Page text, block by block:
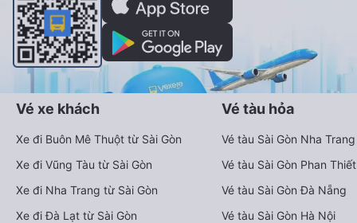
Vé xe khách
Xe đi Buôn Mê Thuột từ Sài Gòn
Xe đi Vũng Tàu từ Sài Gòn
Xe đi Nha Trang từ Sài Gòn
Xe đi Đà Lạt từ Sài Gòn
Vé tàu hỏa
Vé tàu Sài Gòn Nha Trang
Vé tàu Sài Gòn Phan Thiết
Vé tàu Sài Gòn Đà Nẵng
Vé tàu Sài Gòn Hà Nội